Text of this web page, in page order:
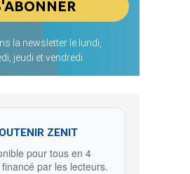
la newsletter le lundi,
jeudi et vendredi
ZENIT
pour tous en 4
par les lecteurs.